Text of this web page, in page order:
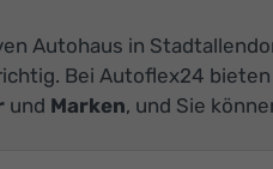
Autohaus in
Bei Autoflex24
und Marken, und Sie